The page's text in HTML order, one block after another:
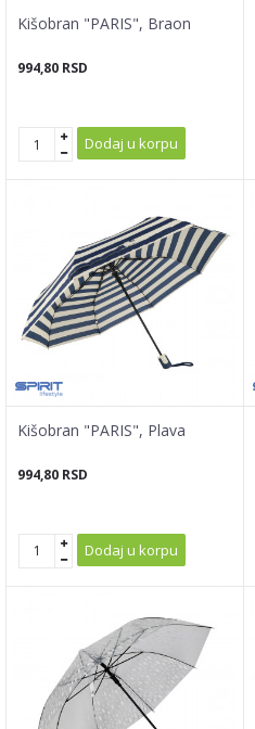
Kišobran "PARIS", Braon
994,80 RSD
Dodaj u korpu
Kišobran "PARIS", Plava
994,80 RSD
Dodaj u korpu